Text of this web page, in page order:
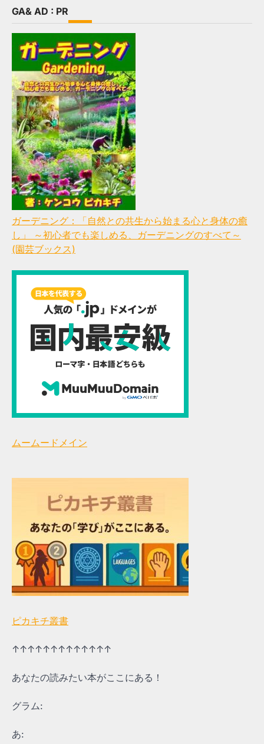
GA& AD : PR
ガーデニング：「自然との共生から始まる心と身体の癒
し」 ～初心者でも楽しめる、ガーデニングのすべて～
(園芸ブックス)
ムームードメイン
ピカキチ叢書
↑↑↑↑↑↑↑↑↑↑↑↑↑
あなたの読みたい本がここにある！
グラム:
あ: